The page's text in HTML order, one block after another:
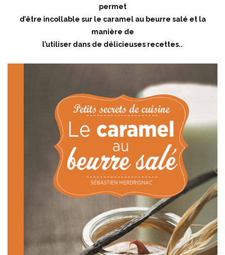
permet
d’être incollable sur le caramel au beurre salé et la
manière de
l’utiliser dans de délicieuses recettes..